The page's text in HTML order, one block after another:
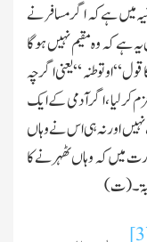
میں ہے کہ اگر مسافر نے
ہے کہ وہ مقیم نہیں ہوگا
“ او توطنہ “ یعنی اگر چہ
کرلیا ، اگر آدمی کے ایك
اور نہ ہی اس نے وہاں
میں کہ وہاں ٹھہرنے کا
(ت)